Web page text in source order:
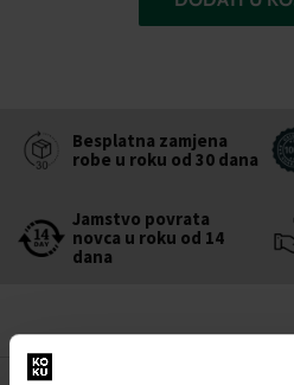
Besplatna zamjena
robe u roku od 30 dana
Jamstvo povrata
novca u roku od 14
dana